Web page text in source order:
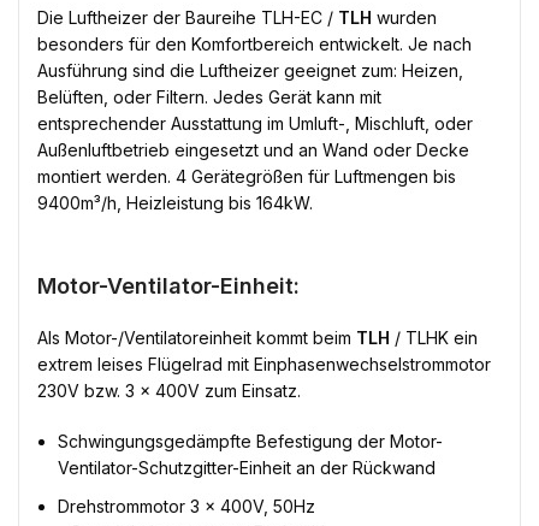
Die Luftheizer der Baureihe TLH-EC / TLH wurden
besonders für den Komfortbereich entwickelt. Je nach
Ausführung sind die Luftheizer geeignet zum: Heizen,
Belüften, oder Filtern. Jedes Gerät kann mit
entsprechender Ausstattung im Umluft-, Mischluft, oder
Außenluftbetrieb eingesetzt und an Wand oder Decke
montiert werden. 4 Gerätegrößen für Luftmengen bis
9400m³/h, Heizleistung bis 164kW.
Motor-Ventilator-Einheit:
Als Motor-/Ventilatoreinheit kommt beim TLH / TLHK ein
extrem leises Flügelrad mit Einphasenwechselstrommotor
230V bzw. 3 x 400V zum Einsatz.
Schwingungsgedämpfte Befestigung der Motor-
Ventilator-Schutzgitter-Einheit an der Rückwand
Drehstrommotor 3 x 400V, 50Hz